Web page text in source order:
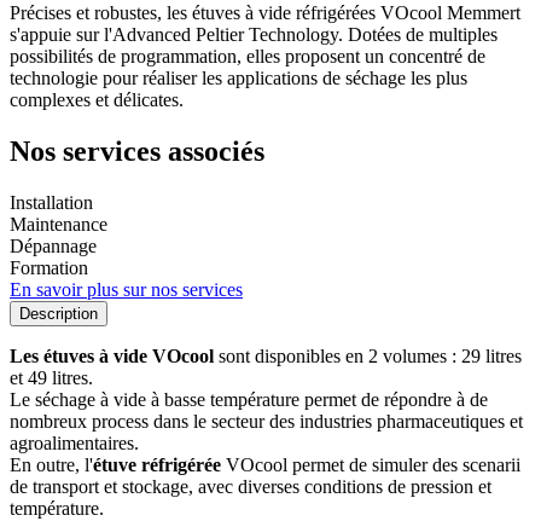
Précises et robustes, les étuves à vide réfrigérées VOcool Memmert
s'appuie sur l'Advanced Peltier Technology. Dotées de multiples
possibilités de programmation, elles proposent un concentré de
technologie pour réaliser les applications de séchage les plus
complexes et délicates.
Nos services associés
Installation
Maintenance
Dépannage
Formation
En savoir plus sur nos services
Description
Les étuves à vide VOcool sont disponibles en 2 volumes : 29 litres
et 49 litres.
Le séchage à vide à basse température permet de répondre à de
nombreux process dans le secteur des industries pharmaceutiques et
agroalimentaires.
En outre, l'étuve réfrigérée VOcool permet de simuler des scenarii
de transport et stockage, avec diverses conditions de pression et
température.